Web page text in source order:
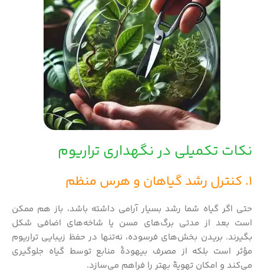
نکات تکمیلی در نگهداری تراریوم
1. کنترل رشد گیاهان و هرس منظم
حتی اگر گیاه شما رشد بسیار آرامی داشته باشد، باز هم ممکن
است بعد از مدتی برگ‌های مسن یا شاخه‌های اضافی شکل
بگیرند. بریدن بخش‌های فرسوده، نه‌تنها در حفظ زیبایی تراریوم
مؤثر است بلکه از مصرف بیهودهٔ منابع توسط گیاه جلوگیری
می‌کند و امکان تهویهٔ بهتر را فراهم می‌سازد.